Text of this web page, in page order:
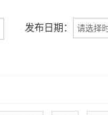
发布日期： 请选择